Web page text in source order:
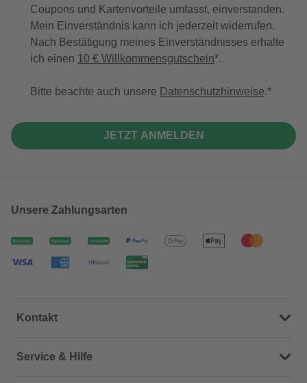
Coupons und Kartenvorteile umfasst, einverstanden.
Mein Einverständnis kann ich jederzeit widerrufen.
Nach Bestätigung meines Einverständnisses erhalte
ich einen 10 € Willkommensgutschein*.
Bitte beachte auch unsere Datenschutzhinweise.
JETZT ANMELDEN
Unsere Zahlungsarten
Kontakt
Dein Kontakt zu uns
Service & Hilfe